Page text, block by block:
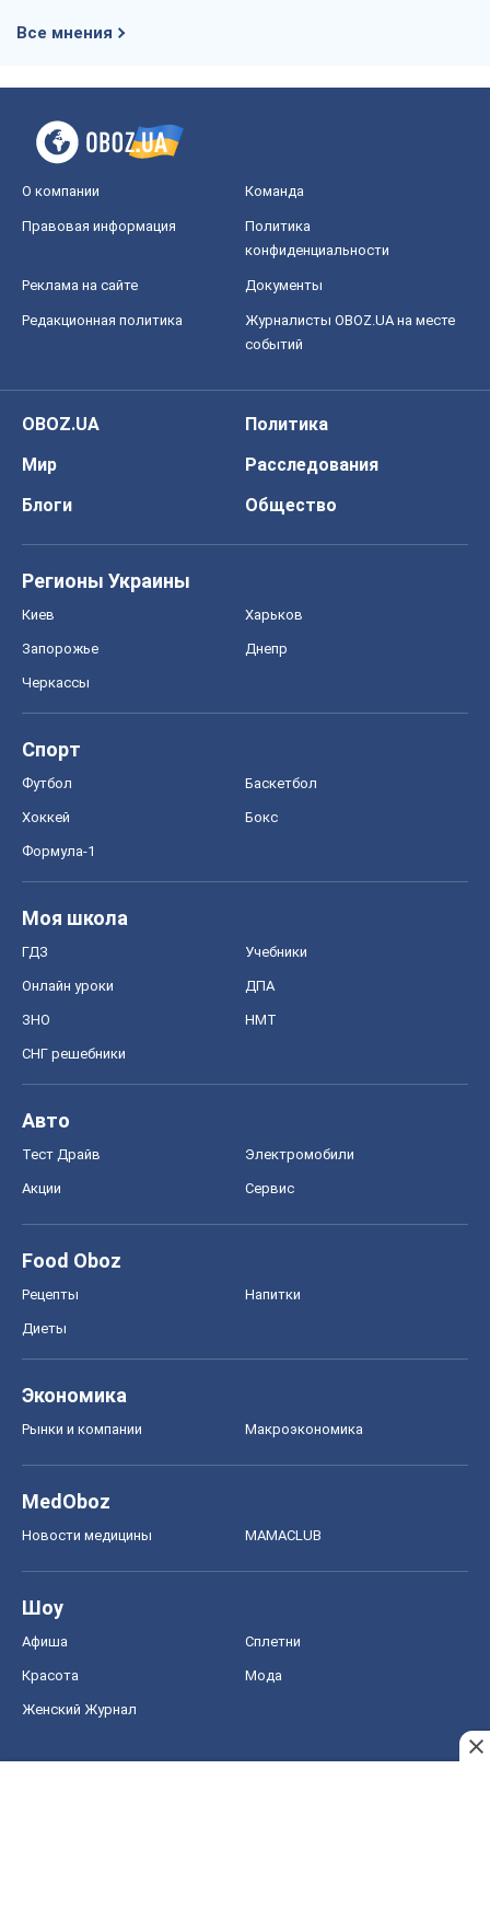
Все мнения
О компании Команда
Правовая информация
Политика
конфиденциальности
Реклама на сайте Документы
Редакционная политика
Журналисты OBOZ.UA на месте
событий
OBOZ.UA
Политика
Мир
Расследования
Блоги
Общество
Регионы Украины
Киев Харьков
Запорожье Днепр
Черкассы
Спорт
Футбол Баскетбол
Хоккей Бокс
Формула-1
Моя школа
ГДЗ Учебники
Онлайн уроки ДПА
ЗНО НМТ
СНГ решебники
Авто
Тест Драйв Электромобили
Акции Сервис
Food Oboz
Рецепты Напитки
Диеты
Экономика
Рынки и компании Mакроэкономика
MedOboz
Новости медицины MAMACLUB
Шоу
Афиша Сплетни
Красота Мода
Женский Журнал